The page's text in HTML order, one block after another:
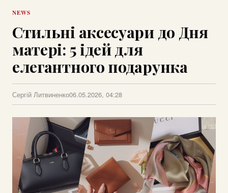
NEWS
Стильні аксесуари до Дня
матері: 5 ідей для
елегантного подарунка
Сергій Литвиненко06.05.2026, 04:28